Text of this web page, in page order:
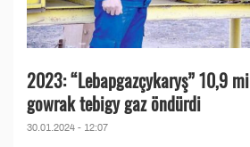
2023: “Lebapgazçykaryş” 10,9
gowrak tebigy gaz öndürdi
30.01.2024 - 12:07